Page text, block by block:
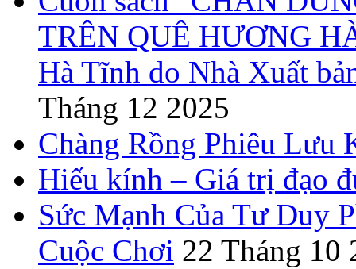
TRÊN QUÊ HƯƠNG
Hà Tĩnh do Nhà Xuất
Tháng 12 2025
Chàng Rồng Phiêu Lưu
Hiếu kính – Giá trị đạo
Sức Mạnh Của Tư Duy
Cuộc Chơi 22 Tháng 10